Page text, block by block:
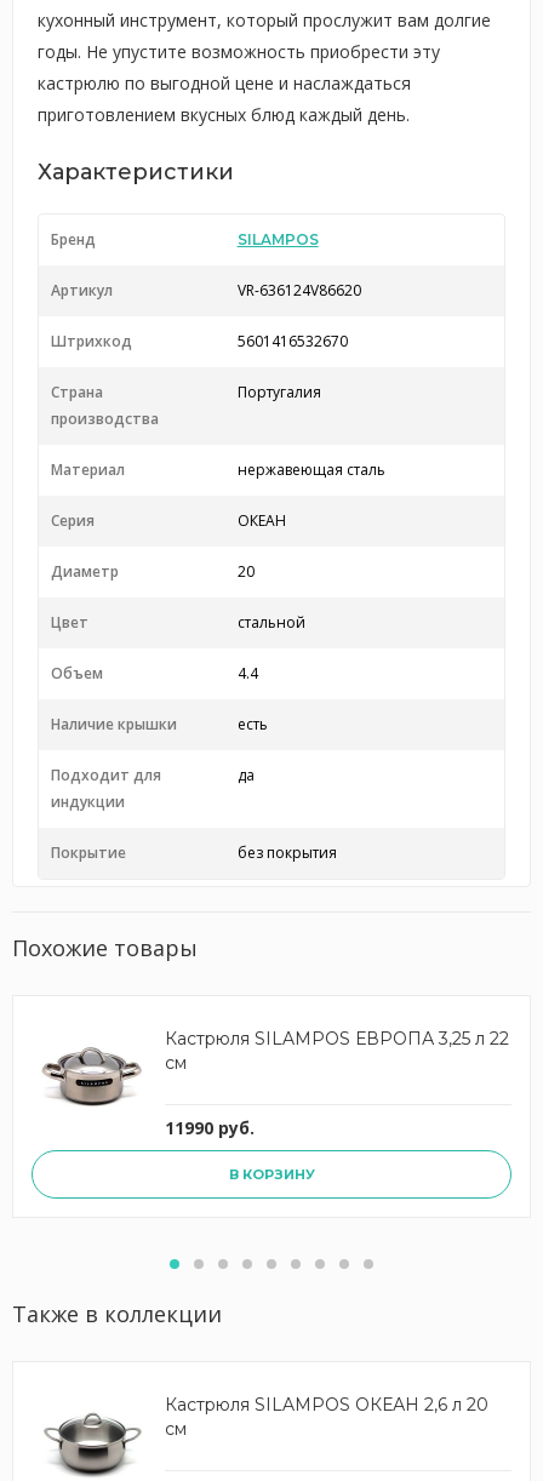
кухонный инструмент, который прослужит вам долгие
годы. Не упустите возможность приобрести эту
кастрюлю по выгодной цене и наслаждаться
приготовлением вкусных блюд каждый день.
Характеристики
Бренд SILAMPOS
Артикул VR-636124V86620
Штрихкод 5601416532670
Страна
производства
Португалия
Материал нержавеющая сталь
Серия ОКЕАН
Диаметр 20
Цвет стальной
Объем 4.4
Наличие крышки есть
Подходит для
индукции
да
Покрытие без покрытия
Похожие товары
Кастрюля SILAMPOS ЕВРОПА 3,25 л 22
см
11990 руб.
В КОРЗИНУ
Также в коллекции
Кастрюля SILAMPOS ОКЕАН 2,6 л 20
см